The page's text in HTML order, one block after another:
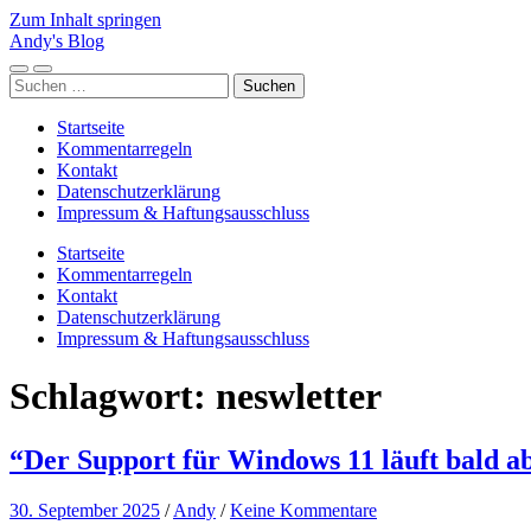
Zum Inhalt springen
Andy's Blog
Mobile-
Menü
Suchfeld
ein-/ausblenden
Suchen
nach:
Startseite
Kommentarregeln
Kontakt
Datenschutzerklärung
Impressum & Haftungsausschluss
Startseite
Kommentarregeln
Kontakt
Datenschutzerklärung
Impressum & Haftungsausschluss
Schlagwort: neswletter
“Der Support für Windows 11 läuft bald
30. September 2025 /Andy /Keine Kommentare